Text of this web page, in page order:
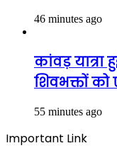
46 minutes ago
कांवड़ यात्रा
शिवभक्तों
55 minutes ago
Important Link